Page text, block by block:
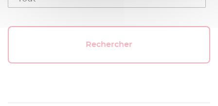
Rechercher